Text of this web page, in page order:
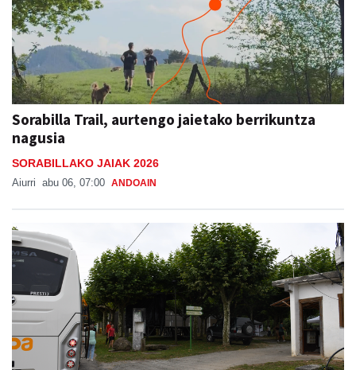
Sorabilla Trail, aurtengo jaietako berrikuntza
nagusia
SORABILLAKO JAIAK 2026
Aiurri abu 06, 07:00 ANDOAIN